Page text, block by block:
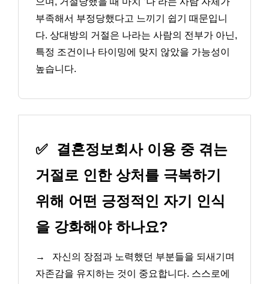
부족해서 부정당했다고 느끼기 쉽기 때문입니
다. 상대방의 거절은 나라는 사람의 전부가 아닌,
특정 조건이나 타이밍에 맞지 않았을 가능성이
높습니다.
✅
결혼정보회사 이용 중 겪는
거절로 인한 상처를 극복하기
위해 어떤 긍정적인 자기 인식
을 강화해야 하나요?
→
자신의 장점과 노력했던 부분들을 되새기며
자존감을 유지하는 것이 중요합니다. 스스로에